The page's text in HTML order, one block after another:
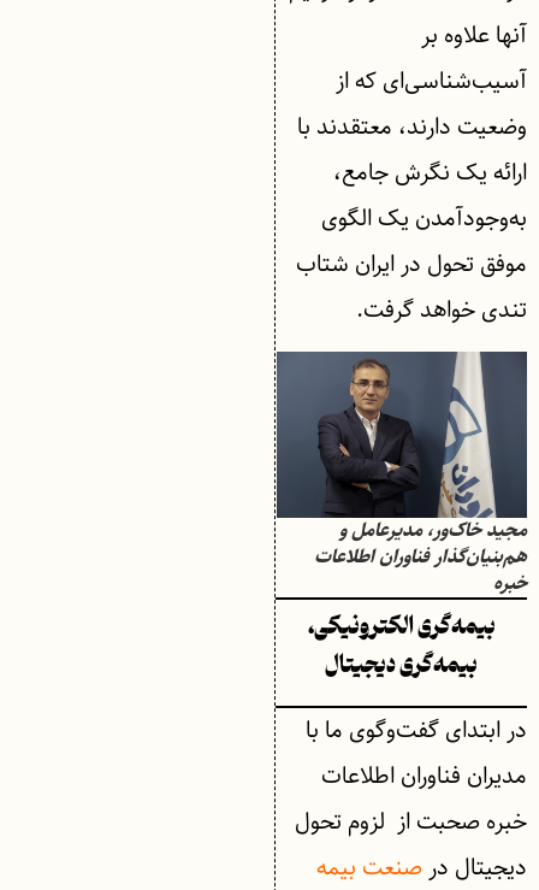
آنها علاوه بر
آسیب‌شناسی‌ای که از
وضعیت دارند، معتقدند با
ارائه یک نگرش جامع،
به‌وجودآمدن یک الگوی
موفق تحول در ایران شتاب
تندی خواهد گرفت.
مجید خاک‌ور، مدیرعامل و
هم‌بنیان‌گذار فناوران اطلاعات
خبره
بیمه‌گری الکترونیکی،
بیمه‌گری دیجیتال
در ابتدای گفت‌وگوی ما با
مدیران فناوران اطلاعات
خبره صحبت از لزوم تحول
دیجیتال درصنعت بیمه